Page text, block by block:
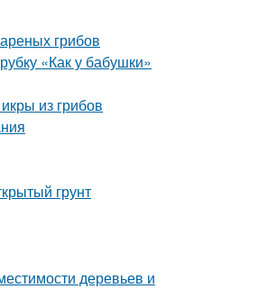
грибов
«Как у бабушки»
из грибов
грунт
деревьев и